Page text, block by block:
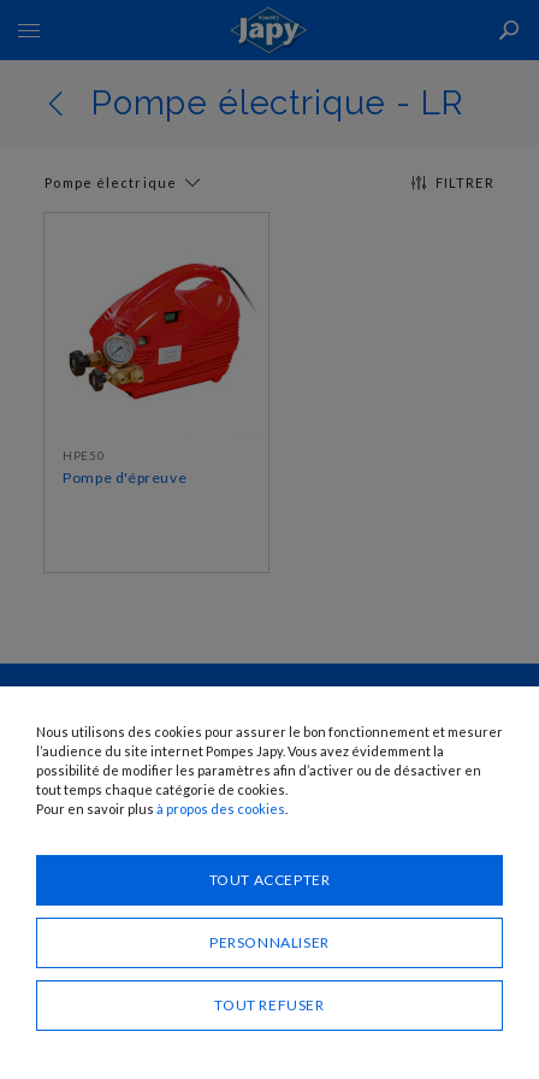
Basculer
la
navigationPompe électrique - LR
FILTRER
Pompe électrique
HPE50
Pompe d'épreuve
1120 Avenue OEHMICHEN - CS80015 - FR-25460 ÉTUPES
Tél. : + 33 (0)3 81 96 16 47
info@pompes-japy.com
FacebookVimeo
Service Client
Nous utilisons des cookies pour assurer le bon fonctionnement et mesurer
l’audience du site internet Pompes Japy. Vous avez évidemment la
possibilité de modifier les paramètres afin d’activer ou de désactiver en
tout temps chaque catégorie de cookies.
Pour en savoir plus à propos des cookies
TOUT ACCEPTER
PERSONNALISER
TOUT REFUSER